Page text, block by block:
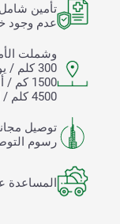
تأمين
عدم وجود
وشملت
300 كلم / يوم
1500 كم / أسبوع
4500 كلم / الشهر
توصيل
رسوم
المساعدة